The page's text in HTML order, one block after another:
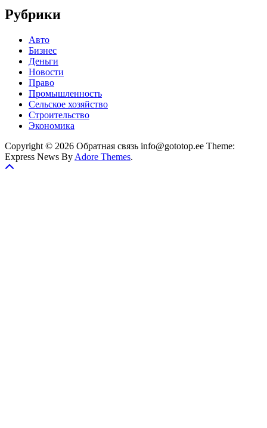
Рубрики
Авто
Бизнес
Деньги
Новости
Право
Промышленность
Сельское хозяйство
Строительство
Экономика
Copyright © 2026 Обратная связь info@gototop.ee Theme:
Express News By Adore Themes.